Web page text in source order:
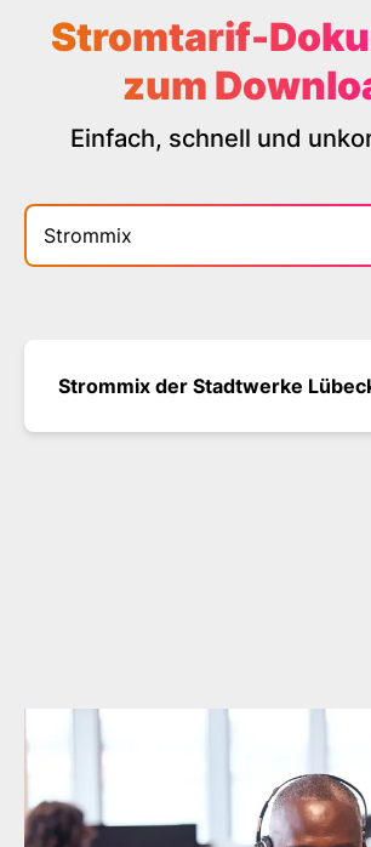
Stromtarif-
zum
Einfach, schnell und
Bereich
Strommix der Stadtwerke